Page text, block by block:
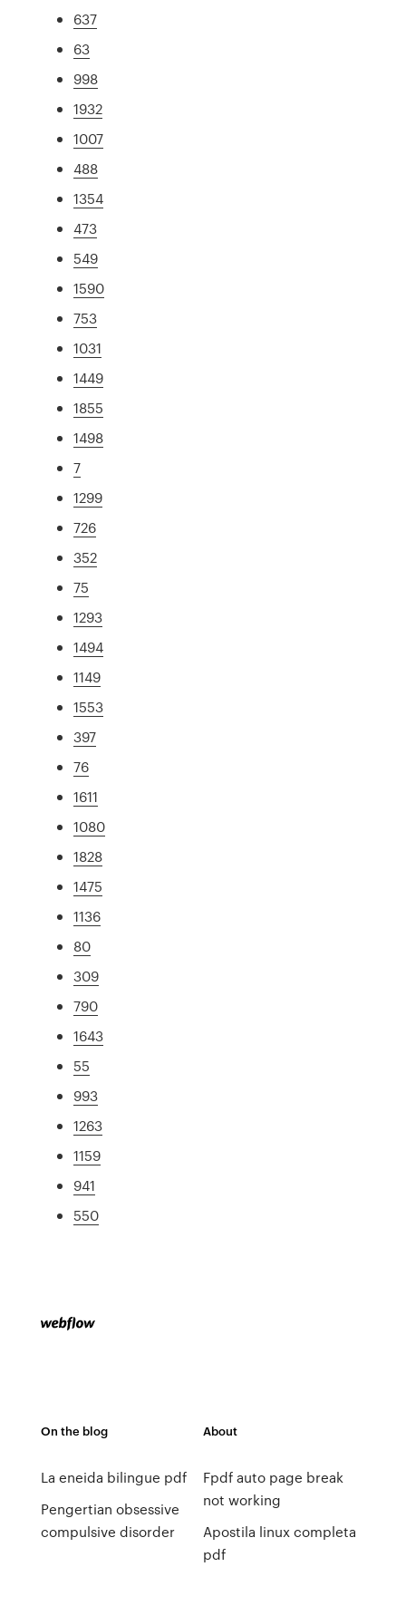
637
63
998
1932
1007
488
1354
473
549
1590
753
1031
1449
1855
1498
7
1299
726
352
75
1293
1494
1149
1553
397
76
1611
1080
1828
1475
1136
80
309
790
1643
55
993
1263
1159
941
550
On the blog
La eneida bilingue pdf
Pengertian obsessive
compulsive disorder
About
Fpdf auto page break
not working
Apostila linux completa
pdf